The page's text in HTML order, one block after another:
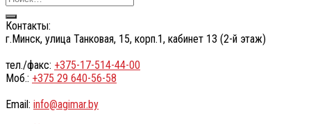
Контакты:
г.Минск, улица Танковая, 15, корп.1, кабинет 13 (2-й этаж)
тел./факс: +375-17-514-44-00
Моб.: +375 29 640-56-58
Email: info@agimar.by